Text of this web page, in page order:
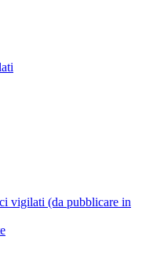
vigilati (da pubblicare in